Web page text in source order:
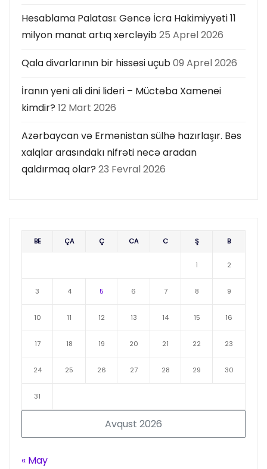
Hesablama Palatası: Gəncə İcra Hakimiyyəti 11
milyon manat artıq xərcləyib25 Aprel 2026
Qala divarlarının bir hissəsi uçub09 Aprel 2026
İranın yeni ali dini lideri – Müctəba Xamenei
kimdir? 12 Mart 2026
Azərbaycan və Ermənistan sülhə hazırlaşır. Bəs
xalqlar arasındakı nifrəti necə aradan
qaldırmaq olar? 23 Fevral 2026
Avqust 2026
BE ÇA Ç CA C Ş B
1 2
3 4 5 6 7 8 9
10 11 12 13 14 15 16
17 18 19 20 21 22 23
24 25 26 27 28 29 30
31
« May